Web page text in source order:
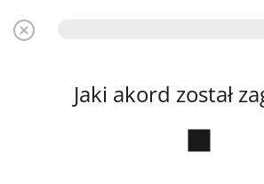
Jaki akord został